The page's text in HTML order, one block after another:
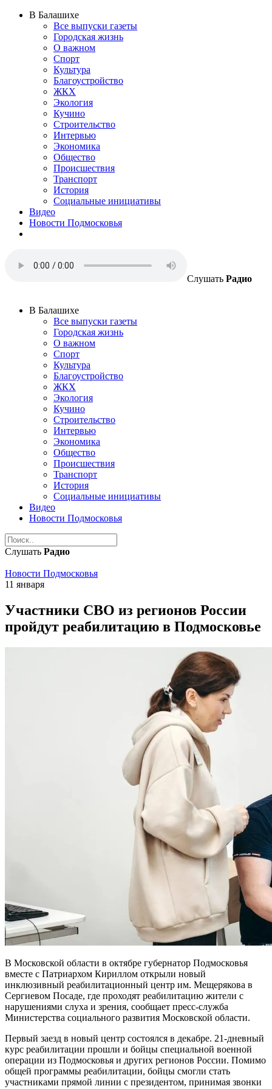
В Балашихе
Все выпуски газеты
Городская жизнь
О важном
Спорт
Культура
Благоустройство
ЖКХ
Экология
Кучино
Строительство
Интервью
Экономика
Общество
Происшествия
Транспорт
История
Социальные инициативы
Видео
Новости Подмосковья
Слушать Радио
В Балашихе
Все выпуски газеты
Городская жизнь
О важном
Спорт
Культура
Благоустройство
ЖКХ
Экология
Кучино
Строительство
Интервью
Экономика
Общество
Происшествия
Транспорт
История
Социальные инициативы
Видео
Новости Подмосковья
Слушать Радио
Новости Подмосковья
11 января
Участники СВО из регионов России
пройдут реабилитацию в Подмосковье
В Московской области в октябре губернатор Подмосковья
вместе с Патриархом Кириллом открыли новый
инклюзивный реабилитационный центр им. Мещерякова в
Сергиевом Посаде, где проходят реабилитацию жители с
нарушениями слуха и зрения, сообщает пресс-служба
Министерства социального развития Московской области.
Первый заезд в новый центр состоялся в декабре. 21-дневный
курс реабилитации прошли и бойцы специальной военной
операции из Подмосковья и других регионов России. Помимо
общей программы реабилитации, бойцы смогли стать
участниками прямой линии с президентом, принимая звонки